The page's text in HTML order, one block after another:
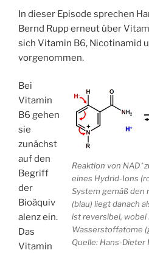
In dieser Episode sprechen
Bernd Rupp erneut über
sich Vitamin B6, Nicotinamid
vorgenommen.
Reaktion von NAD⁺
eines Hydrid-Ions
System gemäß den
(blau) liegt danach
ist reversibel, wobei
Wasserstoffatome
Quelle: Hans-Dieter
Bei
Vitamin
B6 gehen
sie
zunächst
auf den
Begriff
der
Bioäquiv
alenz ein.
Das
Vitamin